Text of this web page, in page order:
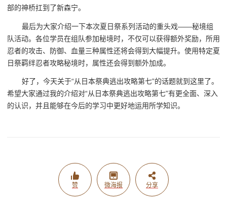
部的神桥扛到了新森宁。
最后为大家介绍一下本次夏日祭系列活动的重头戏——秘境组
队活动。各位学员在组队参加秘境时，不仅可以获得额外奖励，所用
忍者的攻击、防御、血量三种属性还将会得到大幅提升。使用特定夏
日祭羁绊忍者攻略秘境时，属性还会得到额外加成。
好了，今天关于“从日本祭典逃出攻略第七”的话题就到这里了。
希望大家通过我的介绍对“从日本祭典逃出攻略第七”有更全面、深入
的认识，并且能够在今后的学习中更好地运用所学知识。
赞 微海报 分享